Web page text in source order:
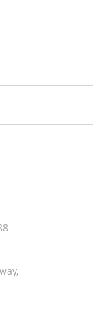
立20週年
上傳照
神的恩